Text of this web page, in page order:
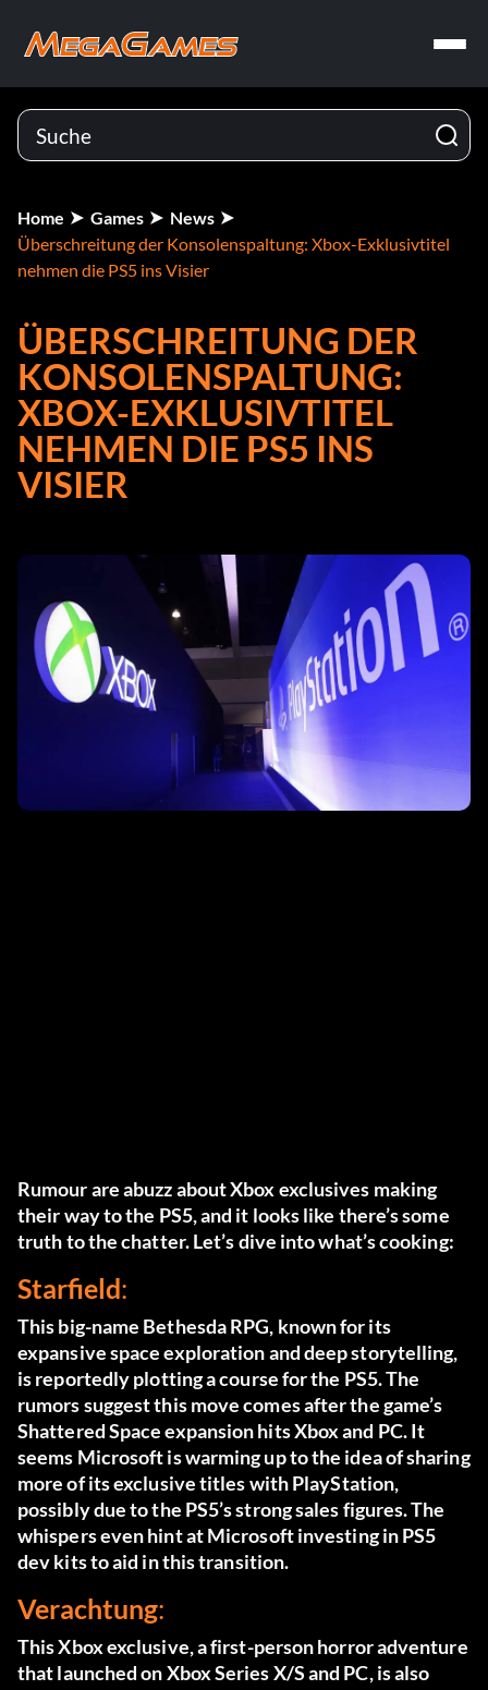
Home Games
News
Überschreitung der Konsolenspaltung: Xbox-Exklusivtitel
nehmen die PS5 ins Visier
ÜBERSCHREITUNG DER
KONSOLENSPALTUNG:
XBOX-EXKLUSIVTITEL
NEHMEN DIE PS5 INS
VISIER
Rumour are abuzz about Xbox exclusives making
their way to the PS5, and it looks like there’s some
truth to the chatter. Let’s dive into what’s cooking:
Starfield:
This big-name Bethesda RPG, known for its
expansive space exploration and deep storytelling,
is reportedly plotting a course for the PS5. The
rumors suggest this move comes after the game’s
Shattered Space expansion hits Xbox and PC. It
seems Microsoft is warming up to the idea of sharing
more of its exclusive titles with PlayStation,
possibly due to the PS5’s strong sales figures. The
whispers even hint at Microsoft investing in PS5
dev kits to aid in this transition​​.
Verachtung:
This Xbox exclusive, a first-person horror adventure
that launched on Xbox Series X/S and PC, is also